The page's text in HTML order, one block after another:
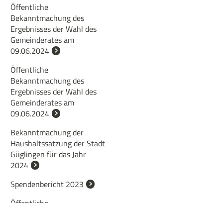
Öffentliche
Bekanntmachung des
Ergebnisses der Wahl des
Gemeinderates am
09.06.2024
Öffentliche
Bekanntmachung des
Ergebnisses der Wahl des
Gemeinderates am
09.06.2024
Bekanntmachung der
Haushaltssatzung der Stadt
Güglingen für das Jahr
2024
Spendenbericht 2023